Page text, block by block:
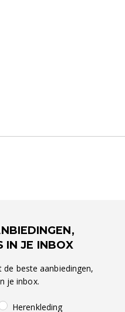
IN JE INBOX
beste aanbiedingen,
je inbox.
Herenkleding